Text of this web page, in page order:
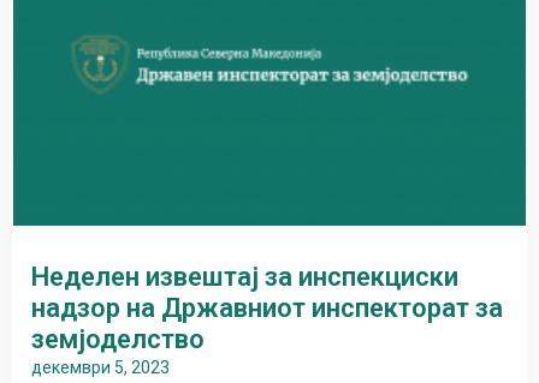
Неделен извештај за инспекциски
надзор на Државниот инспекторат за
земјоделство
декември 5, 2023